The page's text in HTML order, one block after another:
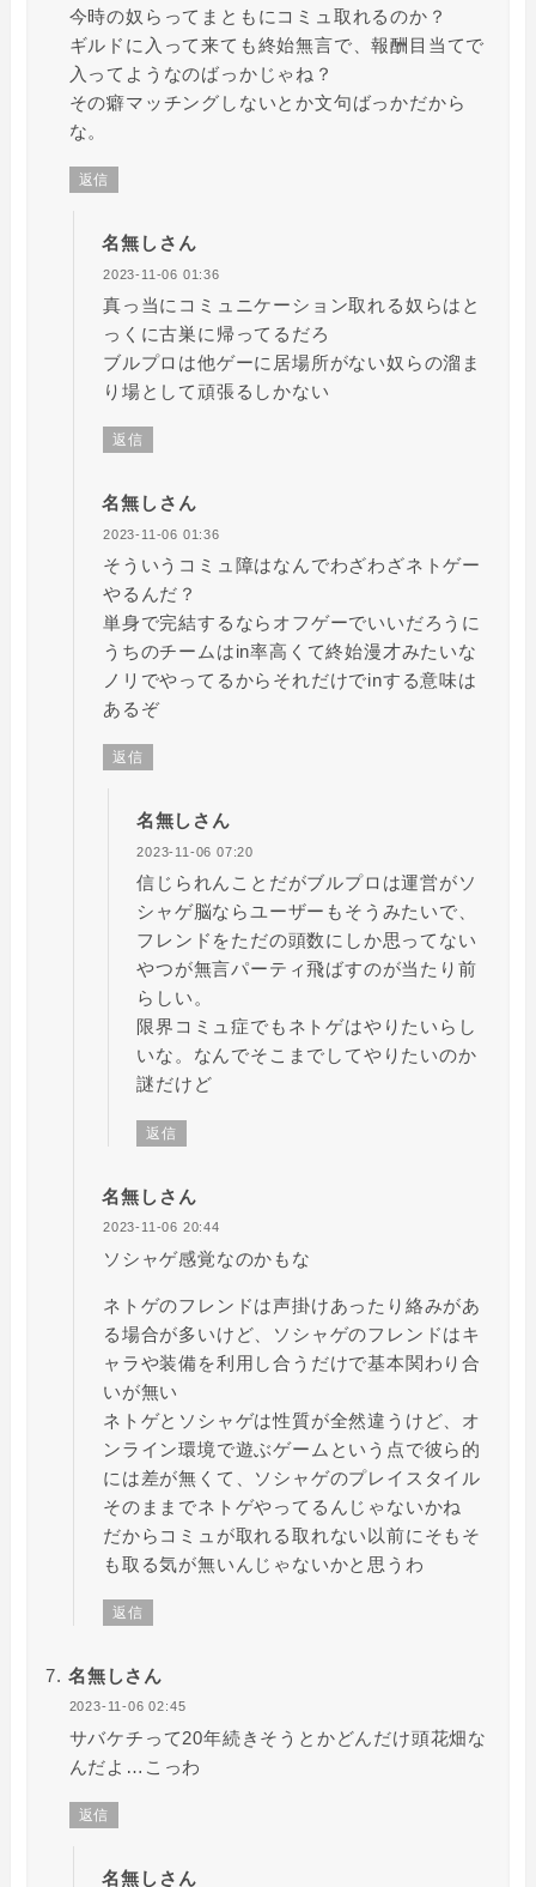
今時の奴らってまともにコミュ取れるのか？
ギルドに入って来ても終始無言で、報酬目当てで
入ってようなのばっかじゃね？
その癖マッチングしないとか文句ばっかだから
な。
返信
名無しさん
2023-11-06 01:36
真っ当にコミュニケーション取れる奴らはと
っくに古巣に帰ってるだろ
ブルプロは他ゲーに居場所がない奴らの溜ま
り場として頑張るしかない
返信
名無しさん
2023-11-06 01:36
そういうコミュ障はなんでわざわざネトゲー
やるんだ？
単身で完結するならオフゲーでいいだろうに
うちのチームはin率高くて終始漫才みたいな
ノリでやってるからそれだけでinする意味は
あるぞ
返信
名無しさん
2023-11-06 07:20
信じられんことだがブルプロは運営がソ
シャゲ脳ならユーザーもそうみたいで、
フレンドをただの頭数にしか思ってない
やつが無言パーティ飛ばすのが当たり前
らしい。
限界コミュ症でもネトゲはやりたいらし
いな。なんでそこまでしてやりたいのか
謎だけど
返信
名無しさん
2023-11-06 20:44
ソシャゲ感覚なのかもな
ネトゲのフレンドは声掛けあったり絡みがあ
る場合が多いけど、ソシャゲのフレンドはキ
ャラや装備を利用し合うだけで基本関わり合
いが無い
ネトゲとソシャゲは性質が全然違うけど、オ
ンライン環境で遊ぶゲームという点で彼ら的
には差が無くて、ソシャゲのプレイスタイル
そのままでネトゲやってるんじゃないかね
だからコミュが取れる取れない以前にそもそ
も取る気が無いんじゃないかと思うわ
返信
名無しさん
2023-11-06 02:45
サバケチって20年続きそうとかどんだけ頭花畑な
んだよ…こっわ
返信
名無しさん